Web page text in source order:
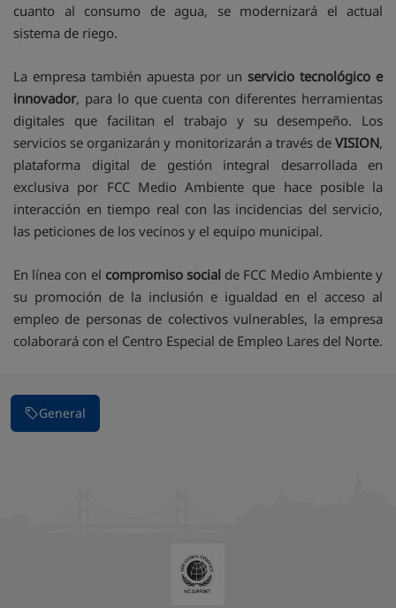
cuanto al consumo de agua, se modernizará el actual
sistema de riego.
La empresa también apuesta por un servicio tecnológico e
innovador, para lo que cuenta con diferentes herramientas
digitales que facilitan el trabajo y su desempeño. Los
servicios se organizarán y monitorizarán a través de VISION,
plataforma digital de gestión integral desarrollada en
exclusiva por FCC Medio Ambiente que hace posible la
interacción en tiempo real con las incidencias del servicio,
las peticiones de los vecinos y el equipo municipal.
En línea con el compromiso social de FCC Medio Ambiente y
su promoción de la inclusión e igualdad en el acceso al
empleo de personas de colectivos vulnerables, la empresa
colaborará con el Centro Especial de Empleo Lares del Norte.
General